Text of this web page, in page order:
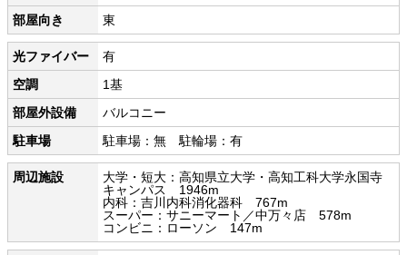
部屋向き
東
光ファイバー
有
空調
1基
部屋外設備
バルコニー
駐車場
駐車場：無 駐輪場：有
周辺施設
大学・短大：高知県立大学・高知工科大学永国寺
キャンパス 1946m
内科：吉川内科消化器科 767m
スーパー：サニーマート／中万々店 578m
コンビニ：ローソン 147m